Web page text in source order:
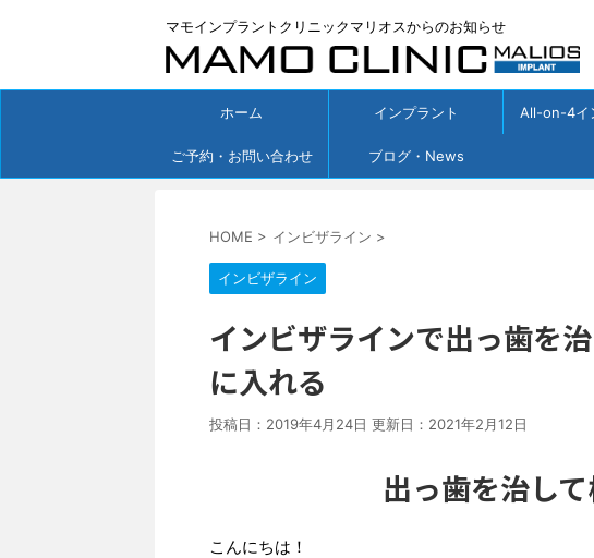
マモインプラントクリニックマリオスからのお知らせ
ホーム インプラント All-on-4イ
ご予約・お問い合わせ ブログ・News
HOME > インビザライン >
インビザライン
インビザラインで出っ歯を
に入れる
投稿日：2019年4月24日 更新日： 2021年2月12日
出っ歯を治し
こんにちは！